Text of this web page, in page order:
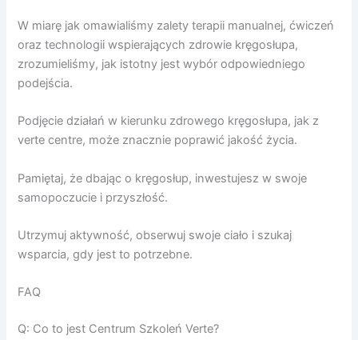
W miarę jak omawialiśmy zalety terapii manualnej, ćwiczeń
oraz technologii wspierających zdrowie kręgosłupa,
zrozumieliśmy, jak istotny jest wybór odpowiedniego
podejścia.
Podjęcie działań w kierunku zdrowego kręgosłupa, jak z
verte centre, może znacznie poprawić jakość życia.
Pamiętaj, że dbając o kręgosłup, inwestujesz w swoje
samopoczucie i przyszłość.
Utrzymuj aktywność, obserwuj swoje ciało i szukaj
wsparcia, gdy jest to potrzebne.
FAQ
Q: Co to jest Centrum Szkoleń Verte?